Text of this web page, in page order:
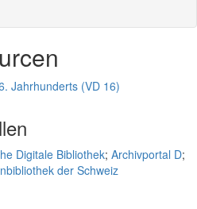
Jahrhunderts (VD 16)
Digitale Bibliothek; Archivportal D;
der Schweiz